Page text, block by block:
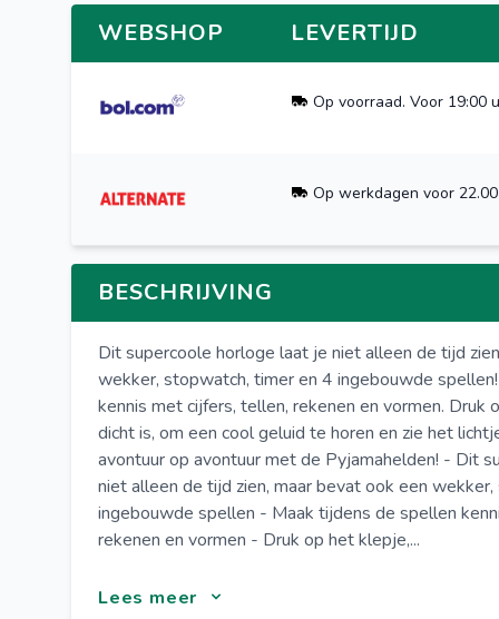
WEBSHOP LEVERTIJD
Op voorraad. Voor 19:00
Op werkdagen voor
BESCHRIJVING
Dit supercoole horloge laat je niet alleen de tijd
wekker, stopwatch, timer en 4 ingebouwde
kennis met cijfers, tellen, rekenen en vormen. Druk
dicht is, om een cool geluid te horen en zie het
avontuur op avontuur met de Pyjamahelden! - Dit
niet alleen de tijd zien, maar bevat ook een
ingebouwde spellen - Maak tijdens de spellen
rekenen en vormen - Druk op het klepje,...
Lees meer